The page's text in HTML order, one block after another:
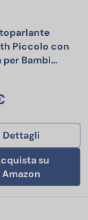
con
Ventosa,
Piccolo con
per Bambi…
Dettagli
su
Amazon